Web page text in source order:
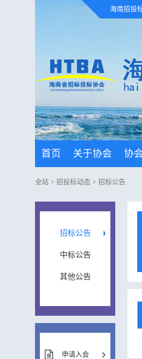
海南招投
首页 关于协会 协
全站 > 招投标动态 > 招标公告
招标公告
中标公告
其他公告
申请入会